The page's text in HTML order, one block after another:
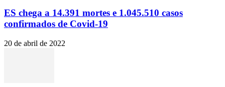
ES chega a 14.391 mortes e 1.045.510 casos
confirmados de Covid-19
20 de abril de 2022